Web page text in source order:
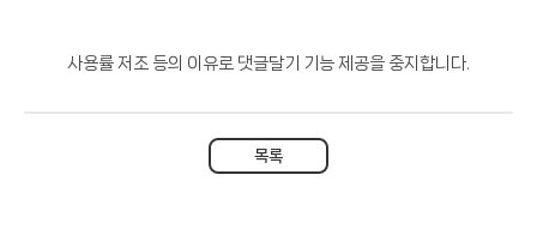
사용률 저조 등의 이유로 댓글달기 기능 제공을 중지합니다.
목록